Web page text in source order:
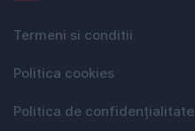
Termeni si conditii
Politica cookies
Politica de confidențialitate